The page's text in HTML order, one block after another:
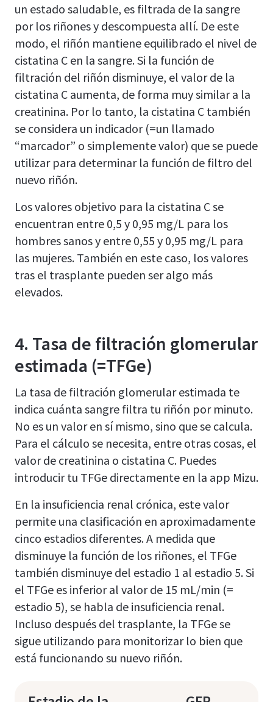
un estado saludable, es filtrada de la sangre
por los riñones y descompuesta allí. De este
modo, el riñón mantiene equilibrado el nivel de
cistatina C en la sangre. Si la función de
filtración del riñón disminuye, el valor de la
cistatina C aumenta, de forma muy similar a la
creatinina. Por lo tanto, la cistatina C también
se considera un indicador (=un llamado
“marcador” o simplemente valor) que se puede
utilizar para determinar la función de filtro del
nuevo riñón.
Los valores objetivo para la cistatina C se
encuentran entre 0,5 y 0,95 mg/L para los
hombres sanos y entre 0,55 y 0,95 mg/L para
las mujeres. También en este caso, los valores
tras el trasplante pueden ser algo más
elevados.
4. Tasa de filtración glomerular
estimada (=TFGe)
La tasa de filtración glomerular estimada te
indica cuánta sangre filtra tu riñón por minuto.
No es un valor en sí mismo, sino que se calcula.
Para el cálculo se necesita, entre otras cosas, el
valor de creatinina o cistatina C. Puedes
introducir tu TFGe directamente en la app Mizu.
En la insuficiencia renal crónica, este valor
permite una clasificación en aproximadamente
cinco estadios diferentes. A medida que
disminuye la función de los riñones, el TFGe
también disminuye del estadio 1 al estadio 5. Si
el TFGe es inferior al valor de 15 mL/min (=
estadio 5), se habla de insuficiencia renal.
Incluso después del trasplante, la TFGe se
sigue utilizando para monitorizar lo bien que
está funcionando su nuevo riñón.